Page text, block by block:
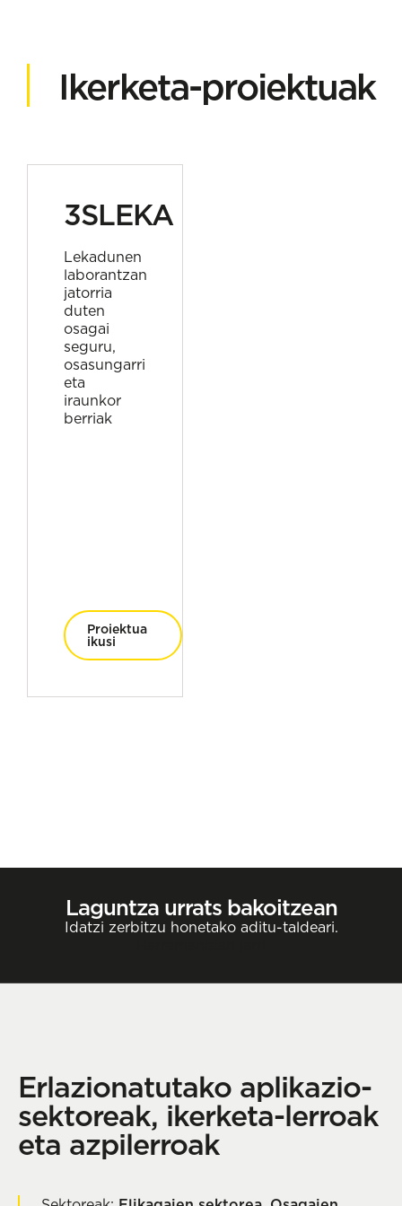
Ikerketa-proiektuak
3SLEKA
Lekadunen
laborantzan
jatorria
duten
osagai
seguru,
osasungarri
eta
iraunkor
berriak
Proiektua
ikusi
Laguntza urrats bakoitzean
Idatzi zerbitzu honetako aditu-taldeari.
Erlazionatutako aplikazio-
sektoreak, ikerketa-lerroak
eta azpilerroak